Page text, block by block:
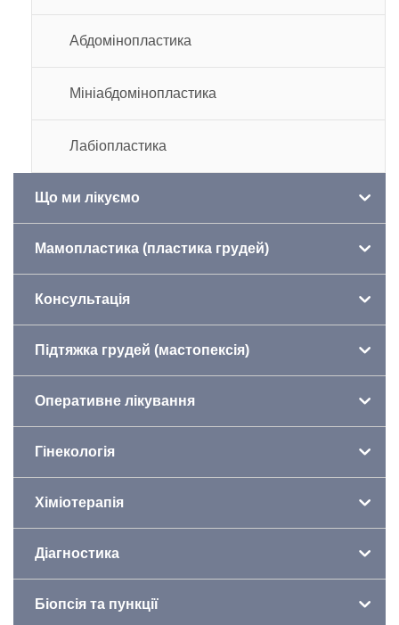
Абдомінопластика
Мініабдомінопластика
Лабіопластика
Що ми лікуємо
Мамопластика (пластика грудей)
Консультація
Підтяжка грудей (мастопексія)
Оперативне лікування
Гінекологія
Хіміотерапія
Діагностика
Біопсія та пункції